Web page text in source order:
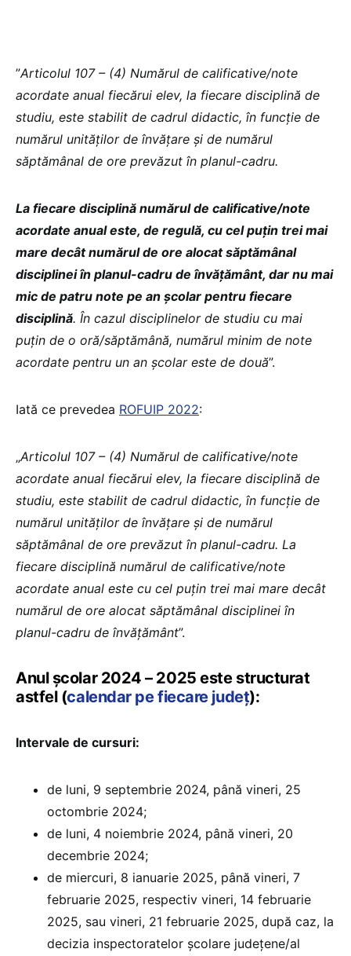
”Articolul 107 – (4) Numărul de calificative/note
acordate anual fiecărui elev, la fiecare disciplină de
studiu, este stabilit de cadrul didactic, în funcție de
numărul unităților de învățare și de numărul
săptămânal de ore prevăzut în planul-cadru.
La fiecare disciplină numărul de calificative/note
acordate anual este, de regulă, cu cel puțin trei mai
mare decât numărul de ore alocat săptămânal
disciplinei în planul-cadru de învățământ, dar nu mai
mic de patru note pe an școlar pentru fiecare
disciplină. În cazul disciplinelor de studiu cu mai
puțin de o oră/săptămână, numărul minim de note
acordate pentru un an școlar este de două”.
Iată ce prevedea ROFUIP 2022:
„Articolul 107 – (4) Numărul de calificative/note
acordate anual fiecărui elev, la fiecare disciplină de
studiu, este stabilit de cadrul didactic, în funcție de
numărul unităților de învățare și de numărul
săptămânal de ore prevăzut în planul-cadru. La
fiecare disciplină numărul de calificative/note
acordate anual este cu cel puțin trei mai mare decât
numărul de ore alocat săptămânal disciplinei în
planul-cadru de învățământ”.
Anul școlar 2024 – 2025 este structurat
astfel (calendar pe fiecare județ):
Intervale de cursuri:
de luni, 9 septembrie 2024, până vineri, 25
octombrie 2024;
de luni, 4 noiembrie 2024, până vineri, 20
decembrie 2024;
de miercuri, 8 ianuarie 2025, până vineri, 7
februarie 2025, respectiv vineri, 14 februarie
2025, sau vineri, 21 februarie 2025, după caz, la
decizia inspectoratelor școlare județene/al